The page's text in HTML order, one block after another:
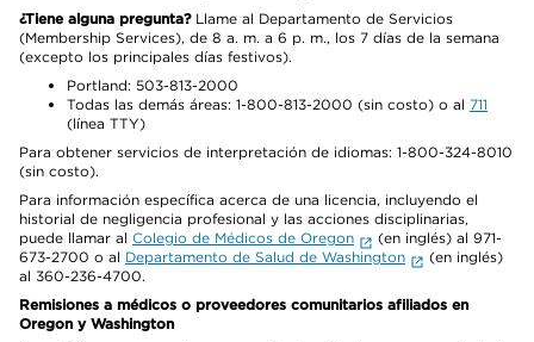
¿Tiene alguna pregunta?Llame al Departamento de Servicios
(Membership Services), de 8 a. m. a 6 p. m., los 7 días de la semana
(excepto los principales días festivos).
Portland: 503-813-2000
Todas las demás áreas: 1-800-813-2000 (sin costo) o al 711
(línea TTY)
Para obtener servicios de interpretación de idiomas: 1-800-324-8010
(sin costo).
Para información específica acerca de una licencia, incluyendo el
historial de negligencia profesional y las acciones disciplinarias,
puede llamar al Colegio de Médicos de Oregon
(en inglés) al 971-
673-2700 o al Departamento de Salud de Washington
(en inglés)
al 360-236-4700.
Remisiones a médicos o proveedores comunitarios afiliados en
Oregon y Washington